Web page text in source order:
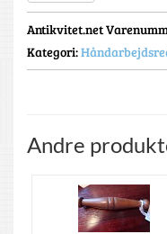
Antikvitet.net
Kategori:
Andre